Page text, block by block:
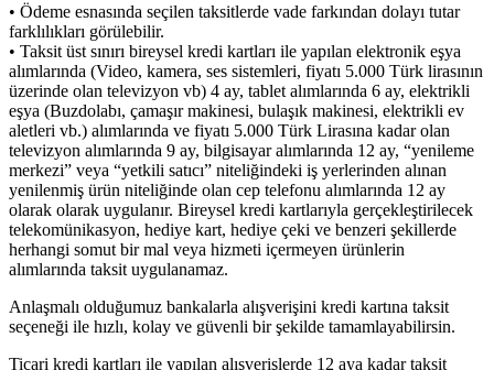
• Ödeme esnasında seçilen taksitlerde vade farkından dolayı tutar
farklılıkları görülebilir.
• Taksit üst sınırı bireysel kredi kartları ile yapılan elektronik eşya
alımlarında (Video, kamera, ses sistemleri, fiyatı 5.000 Türk lirasının
üzerinde olan televizyon vb) 4 ay, tablet alımlarında 6 ay, elektrikli
eşya (Buzdolabı, çamaşır makinesi, bulaşık makinesi, elektrikli ev
aletleri vb.) alımlarında ve fiyatı 5.000 Türk Lirasına kadar olan
televizyon alımlarında 9 ay, bilgisayar alımlarında 12 ay, “yenileme
merkezi” veya “yetkili satıcı” niteliğindeki iş yerlerinden alınan
yenilenmiş ürün niteliğinde olan cep telefonu alımlarında 12 ay
olarak olarak uygulanır. Bireysel kredi kartlarıyla gerçekleştirilecek
telekomünikasyon, hediye kart, hediye çeki ve benzeri şekillerde
herhangi somut bir mal veya hizmeti içermeyen ürünlerin
alımlarında taksit uygulanamaz.
Anlaşmalı olduğumuz bankalarla alışverişini kredi kartına taksit
seçeneği ile hızlı, kolay ve güvenli bir şekilde tamamlayabilirsin.
Ticari kredi kartları ile yapılan alışverişlerde 12 aya kadar taksit